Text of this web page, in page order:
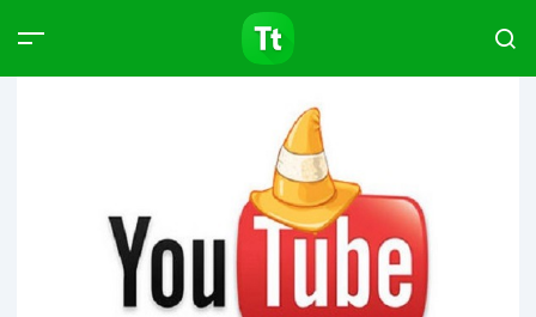
Products Articles
Type to start searching…